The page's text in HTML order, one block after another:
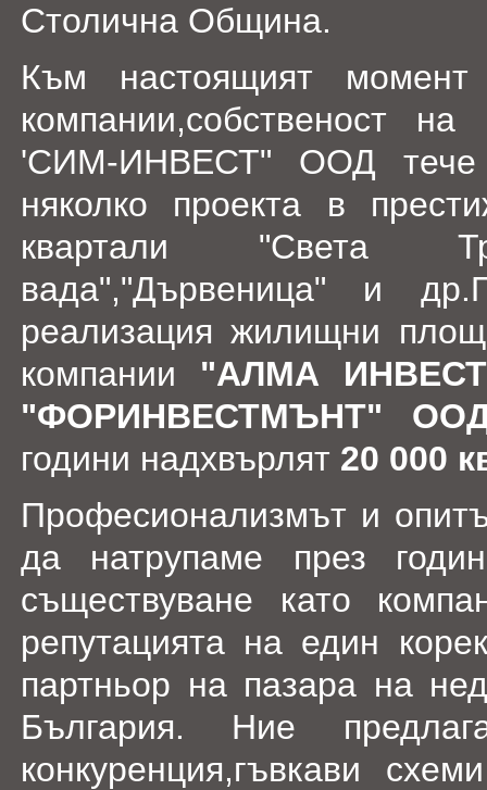
Столична Община.
Към настоящият
компании,собственост
'СИМ-ИНВЕСТ" ООД тече
няколко проекта в
квартали "Света
вада","Дървеница" и
реализация жилищни
компании "АЛМА
"ФОРИНВЕСТМЪНТ"
години надхвърлят 20 000
Професионализмът и
да натрупаме през
съществуване като
репутацията на един
партньор на пазара на
България. Ние
конкуренция,гъвкави